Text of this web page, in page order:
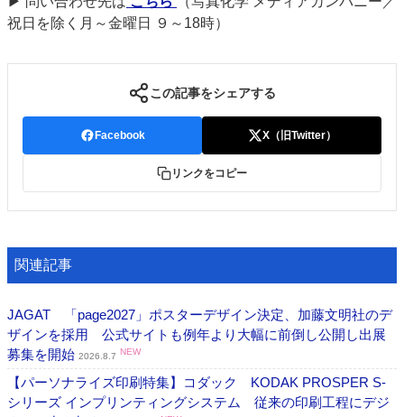
祝日を除く月～金曜日 ９～18時）
この記事をシェアする
Facebook X（旧Twitter）
リンクをコピー
関連記事
JAGAT 「page2027」ポスターデザイン決定、加藤文明社のデ
ザインを採用 公式サイトも例年より大幅に前倒し公開し出展
募集を開始 2026.8.7 NEW
【パーソナライズ印刷特集】コダック KODAK PROSPER S-
シリーズ インプリンティングシステム 従来の印刷工程にデジ